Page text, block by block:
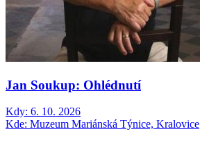
Jan Soukup: Ohlédnutí
Kdy: 6. 10. 2026
Kde: Muzeum Mariánská Týnice, Kralovice